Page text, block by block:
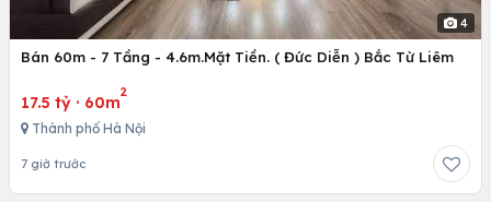
4
Bán 60m - 7 Tầng - 4.6m.Mặt Tiền. ( Đức Diễn ) Bắc Từ Liêm
17.5 tỷ · 60m
2
Thành phố Hà Nội
7 giờ trước